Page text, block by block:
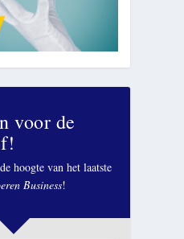
voor de
hoogte van het laatste
Business!